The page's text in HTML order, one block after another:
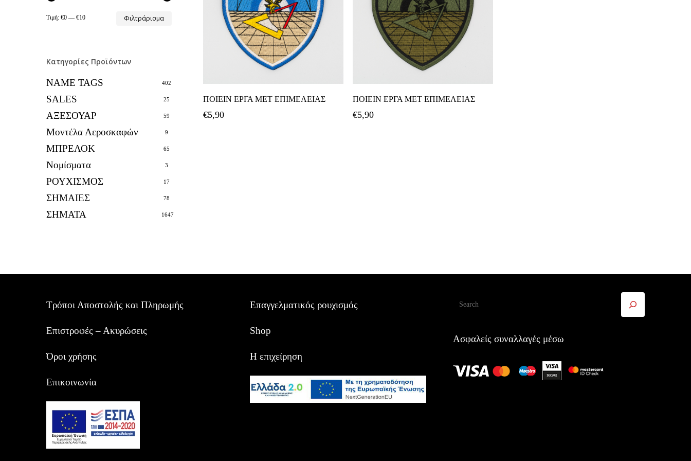
Φιλτράρισμα
Τιμή: €0 — €10
Κατηγορίες Προϊόντων
NAME TAGS 402
SALES 25
ΑΞΕΣΟΥΑΡ 59
Μοντέλα Αεροσκαφών 9
ΜΠΡΕΛΟΚ 65
Νομίσματα 3
ΡΟΥΧΙΣΜΟΣ 17
ΣΗΜΑΙΕΣ 78
ΣΗΜΑΤΑ 1647
ΠΟΙΕΙΝ ΕΡΓΑ ΜΕΤ ΕΠΙΜΕΛΕΙΑΣ
€5,90
ΠΟΙΕΙΝ ΕΡΓΑ ΜΕΤ ΕΠΙΜΕΛΕΙΑΣ
€5,90
Τρόποι Αποστολής και Πληρωμής
Επιστροφές – Ακυρώσεις
Όροι χρήσης
Επικοινωνία
Επαγγελματικός ρουχισμός
Shop
Η επιχείρηση
Ασφαλείς συναλλαγές μέσω